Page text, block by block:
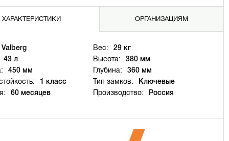
ХАРАКТЕРИСТИКИ ОРГАНИЗАЦИЯМ
Valberg Вес:
29 кг
43 л
Высота:
380 мм
450 мм Глубина:
360 мм
1 класс Тип замков:
Ключевые
60 месяцев Производство: Россия